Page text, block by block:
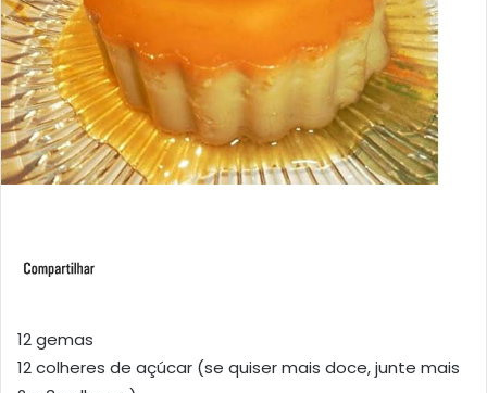
12 gemas
12 colheres de açúcar (se quiser mais doce, junte mais